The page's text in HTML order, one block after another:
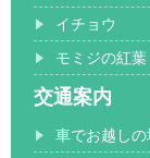
イチョウ
モミジの紅葉
交通案内
車でお越しの